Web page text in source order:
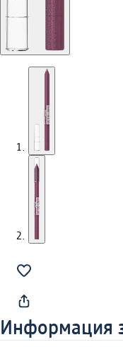
Информация